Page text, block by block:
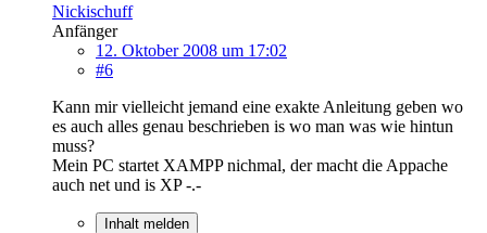
Nickischuff
Anfänger
12. Oktober 2008 um 17:02
#6
Kann mir vielleicht jemand eine exakte Anleitung geben wo
es auch alles genau beschrieben is wo man was wie hintun
muss?
Mein PC startet XAMPP nichmal, der macht die Appache
auch net und is XP -.-
Inhalt melden